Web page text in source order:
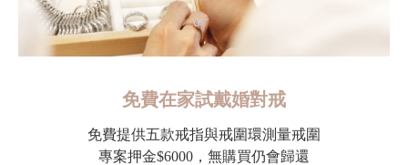
免費在家試戴婚對戒
免費提供五款戒指與戒圍環測量戒圍
專案押金$6000，無購買仍會歸還